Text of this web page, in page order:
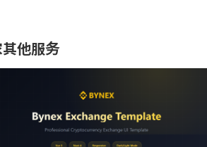
他服务